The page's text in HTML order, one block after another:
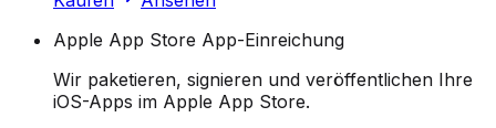
Apple App Store App-Einreichung
Wir paketieren, signieren und veröffentlichen Ihre
iOS-Apps im Apple App Store.